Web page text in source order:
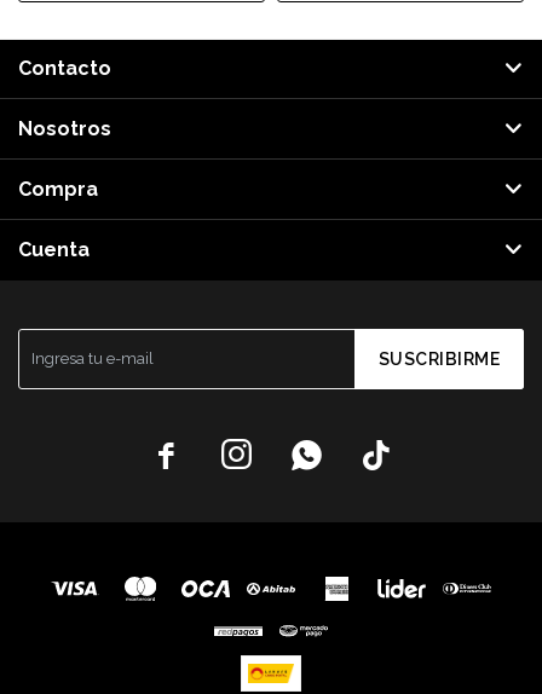
SUSCRIBIRME
   
Contacto
Nosotros
Compra
Cuenta